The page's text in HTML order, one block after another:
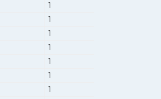
1
1
1
1
1
1
1